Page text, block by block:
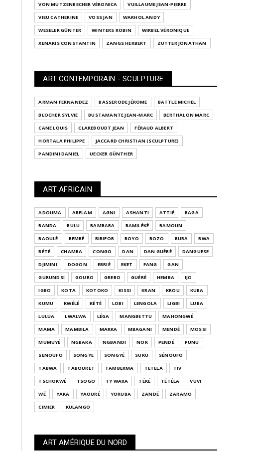
VON MUTZENBECHER VÉRONICA
VUILLAUME JEAN-PIERRE
VIEU CATHERINE
VOSS JAN
WARHOL ANDY
WESELER GÜNTER
WINTERS ROBIN
WIRBEL VÉRONIQUE
XENAKIS CONSTANTIN
ZANGS HERBERT ZUTTER JONATHAN
ART CONTEMPORAIN - SCULPTURE
ARMAN FERNANDEZ BASSERODE JÉROME
BATTLE MICHEL
BLOCHER SYLVIE
BUSTAMANTE JEAN-MARC
BERTHALON MARC
CANE LOUIS
CLAREBOUDT JEAN
FÉRAUD ALBERT
HORTALA PHILIPPE
JACCARD CHRISTIAN (SCULPTURE)
PANDINI DANIEL
UECKER GÜNTHER
ART AFRICAIN
ADOUMA ABELAM AGNI ASHANTI ATTIÉ
BAGA
BANDA
BULU BAMBARA BAMILÉKÉ
BAMOUN
BAOULÉ
BEMBÉ BIRIFOR BOYO BOZO BURA
BWA
BÉTÉ
CHAMBA CONGO DAN DAN GUÉRÉ
DANGUESE
DJIMINI
DOGON EBRIÉ EKET FANG
GAN
GURUNDSI
GOURO GREBO GUÉRÉ HEMBA
IJO
IGBO
KOTA KOTOKO KISSI KRAN KROU
KUBA
KUMU
KWÉLÉ KÉTÉ LOBI LENGOLA LIGBI
LUBA
LULUA
LWALWA LÉGA MANGBETTU
MAHONGWÉ
MAMA
MAMBILA MARKA MBAGANI MENDÉ
MOSSI
MUMUYÉ
NGBAKA NGBANDI NOK PENDÉ
PUNU
SENOUFO
SONGYE SONGYÉ SUKU
SÉNOUFO
TABWA
TABOURET TAMBERMA TETELA
TIV
TSCHOKWÉ
TSOGO TY WARA TÉKÉ TÉTÉLA
VUVI
WÉ
YAKA YAOURÉ YORUBA ZANDÉ
ZARAMO
CIMIER
KULANGO
ART AMÉRIQUE DU NORD